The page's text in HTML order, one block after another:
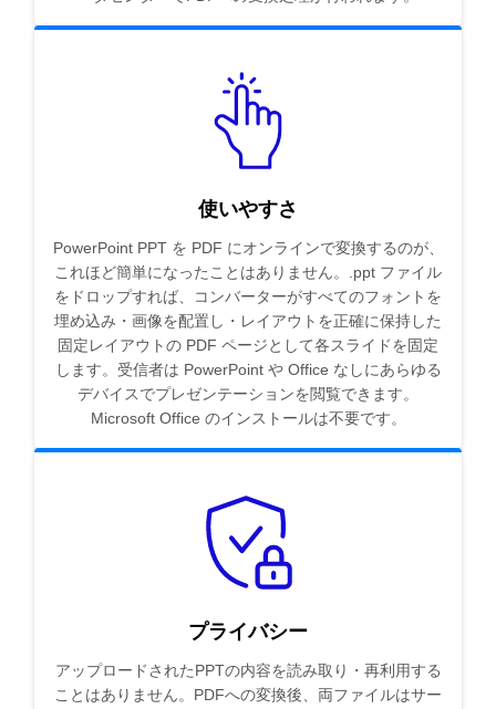
使いやすさ
PowerPoint PPT を PDF にオンラインで変換するのが、
これほど簡単になったことはありません。.ppt ファイル
をドロップすれば、コンバーターがすべてのフォントを
埋め込み・画像を配置し・レイアウトを正確に保持した
固定レイアウトの PDF ページとして各スライドを固定
します。受信者は PowerPoint や Office なしにあらゆる
デバイスでプレゼンテーションを閲覧できます。
Microsoft Office のインストールは不要です。
プライバシー
アップロードされたPPTの内容を読み取り・再利用する
ことはありません。PDFへの変換後、両ファイルはサー